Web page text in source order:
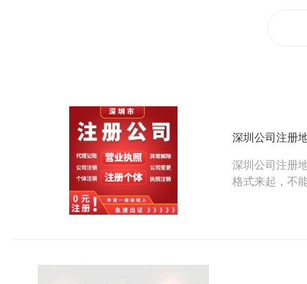
深圳公司注册
深圳公司注册
格式来起，不